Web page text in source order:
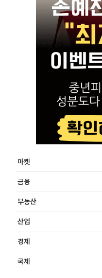
마켓
금융
부동산
산업
경제
국제